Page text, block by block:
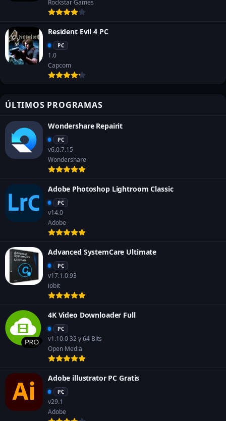
Rockstar Games
Resident Evil 4 PC
PC
1.0
Capcom
ÚLTIMOS PROGRAMAS
Wondershare Repairit
PC
v6.0.7.15
Wondershare
Adobe Photoshop Lightroom Classic
PC
v14.0
Adobe
Advanced SystemCare Ultimate
PC
v17.1.0.93
iobit
4K Video Downloader Full
PC
v1.10.0 32 y 64 Bits
Open Media
Adobe illustrator PC Gratis
PC
v29.1
Adobe